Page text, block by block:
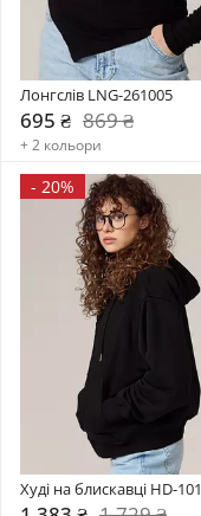
Лонгслів LNG-261005
695 ₴ 869 ₴
+ 2 кольори
- 20%
Худі на блискавці HD-101